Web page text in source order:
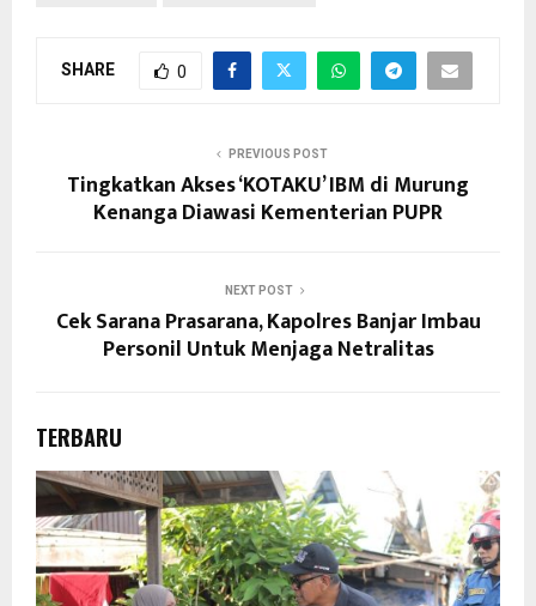
SHARE 0
PREVIOUS POST
Tingkatkan Akses ‘KOTAKU’ IBM di Murung
Kenanga Diawasi Kementerian PUPR
NEXT POST
Cek Sarana Prasarana, Kapolres Banjar Imbau
Personil Untuk Menjaga Netralitas
TERBARU